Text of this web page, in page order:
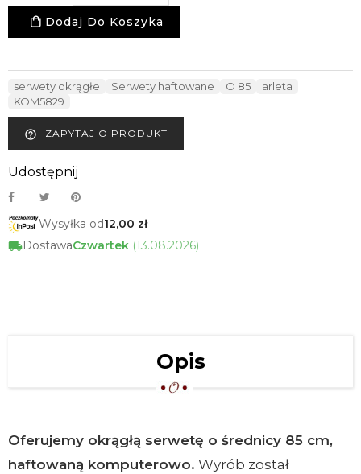
Dodaj Do Koszyka
serwety okrągłe Serwety haftowane O 85
arleta
KOM5829
help_outline ZAPYTAJ O PRODUKT
Udostępnij
Wysyłka od12,00 zł
DostawaCzwartek (13.08.2026)
Opis
Oferujemy okrągłą serwetę o średnicy 85 cm,
haftowaną komputerowo. Wyrób został